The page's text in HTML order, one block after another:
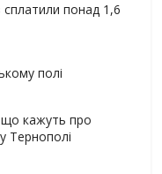
сплатили понад 1,6
полі
що кажуть про
Тернополі